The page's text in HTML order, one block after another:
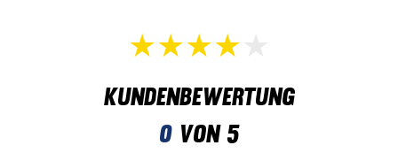
Kundenbewertung
0von 5